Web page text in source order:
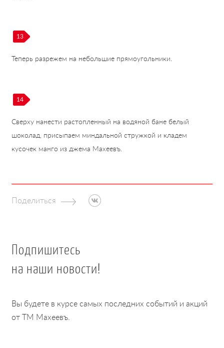
13
Теперь разрежем на небольшие прямоугольники.
14
Сверху нанести растопленный на водяной бане белый
шоколад, присыпаем миндальной стружкой и кладем
кусочек манго из джема Махеевъ.
Поделиться
Подпишитесь
на наши новости!
Вы будете в курсе самых последних событий и акций
от ТМ Махеевъ.